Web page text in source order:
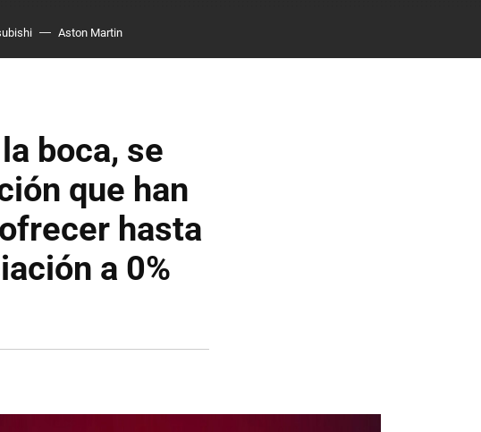
Aston Martin
boca, se
que han
hasta
a 0%